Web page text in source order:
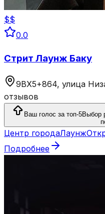
$$
0.0
Стрит Лаунж Баку
9ВХ5+864, улица
отзывов
Ваш голос за топ-5Выбор
Центр городаЛаунж
Подробнее